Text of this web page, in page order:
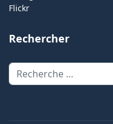
Flickr
Rechercher
Rechercher